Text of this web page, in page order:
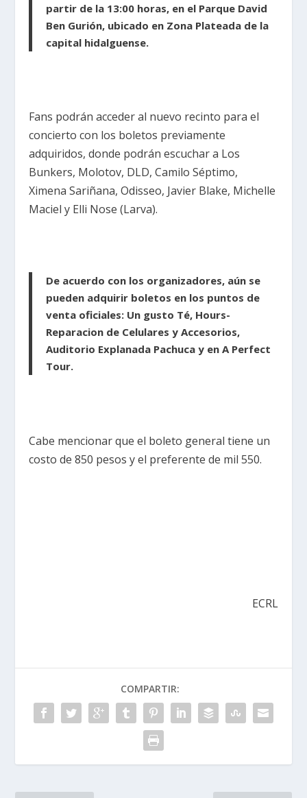
partir de la 13:00 horas, en el Parque David
Ben Gurión, ubicado en Zona Plateada de la
capital hidalguense.
Fans podrán acceder al nuevo recinto para el
concierto con los boletos previamente
adquiridos, donde podrán escuchar a Los
Bunkers, Molotov, DLD, Camilo Séptimo,
Ximena Sariñana, Odisseo, Javier Blake, Michelle
Maciel y Elli Nose (Larva).
De acuerdo con los organizadores, aún se
pueden adquirir boletos en los puntos de
venta oficiales: Un gusto Té, Hours-
Reparacion de Celulares y Accesorios,
Auditorio Explanada Pachuca y en A Perfect
Tour.
Cabe mencionar que el boleto general tiene un
costo de 850 pesos y el preferente de mil 550.
ECRL
COMPARTIR: